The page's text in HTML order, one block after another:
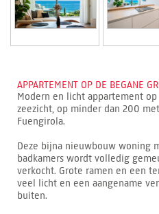
APPARTEMENT OP DE BEGANE
Modern en licht appartement
zeezicht, op minder dan 200
Fuengirola.
Deze bijna nieuwbouw woning
badkamers wordt volledig
verkocht. Grote ramen en een
veel licht en een aangename
buiten.